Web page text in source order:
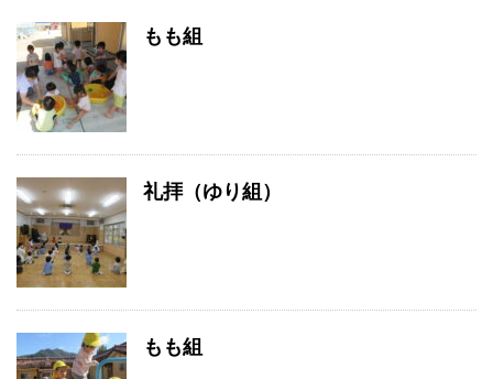
もも組
礼拝（ゆり組）
もも組